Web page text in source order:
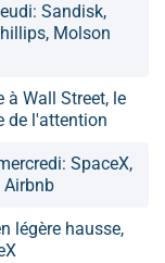
Sandisk,
Molson
à Wall Street, le
de l'attention
SpaceX,
Airbnb
légère hausse,